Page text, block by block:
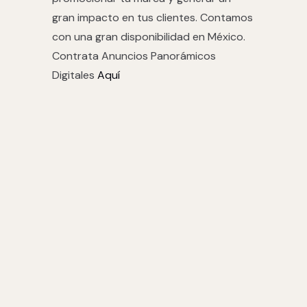
gran impacto en tus clientes. Contamos
con una gran disponibilidad en México.
Contrata Anuncios Panorámicos
DigitalesAquí